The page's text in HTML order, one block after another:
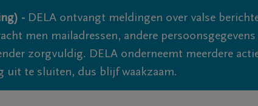
- DELA ontvangt meldingen over valse
men mailadressen, andere
zorgvuldig. DELA onderneemt meerdere
uit te sluiten, dus blijf waakzaam.